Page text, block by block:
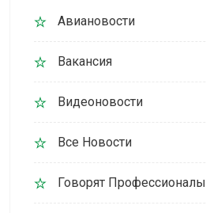
Авиановости
Вакансия
Видеоновости
Все Новости
Говорят Профессионалы